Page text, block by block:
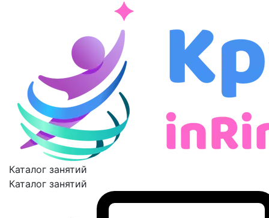
Каталог занятий
Каталог занятий